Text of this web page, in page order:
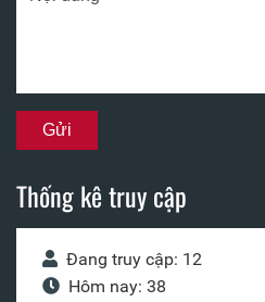
Thống kê truy cập
Đang truy cập: 12
Hôm nay: 38